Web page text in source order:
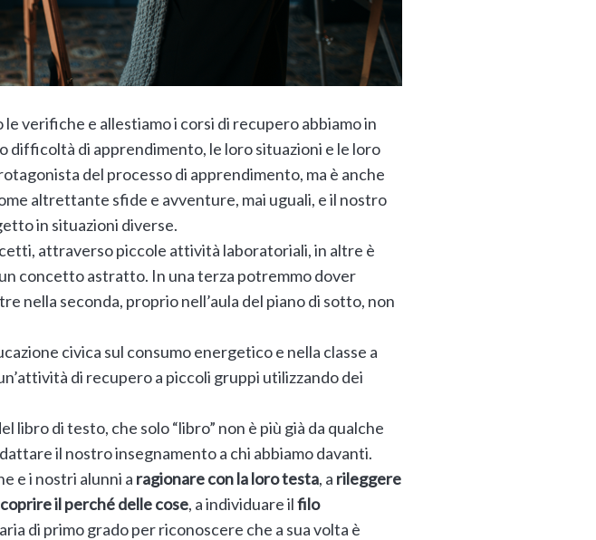
verifiche e allestiamo i corsi di recupero abbiamo in
difficoltà di apprendimento, le loro situazioni e le loro
del processo di apprendimento, ma è anche
altrettante sfide e avventure, mai uguali, e il nostro
in situazioni diverse.
attraverso piccole attività laboratoriali, in altre è
concetto astratto. In una terza potremmo dover
nella seconda, proprio nell’aula del piano di sotto, non
civica sul consumo energetico e nella classe a
di recupero a piccoli gruppi utilizzando dei
libro di testo, che solo “libro” non è più già da qualche
il nostro insegnamento a chi abbiamo davanti.
e i nostri alunni a ragionare con la loro testa, a rileggere
il perché delle cose, a individuare ilfilo
di primo grado per riconoscere che a sua volta è